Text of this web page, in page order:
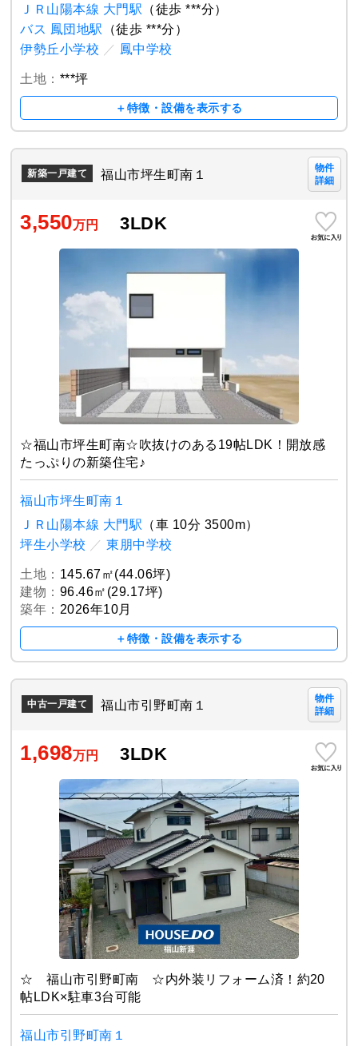
ＪＲ山陽本線 大門駅 （徒歩 ***分）
バス 鳳団地駅
（徒歩 ***分）
伊勢丘小学校 ／ 鳳中学校
土地： ***坪
＋特徴・設備を表示する
新築一戸建て 福山市坪生町南１
物件
詳細
3,550万円 3LDK
☆福山市坪生町南☆吹抜けのある19帖LDK！開放感
たっぷりの新築住宅♪
福山市坪生町南１
ＪＲ山陽本線 大門駅 （車 10分 3500m）
坪生小学校 ／ 東朋中学校
土地： 145.67㎡(44.06坪)
建物： 96.46㎡(29.17坪)
築年： 2026年10月
＋特徴・設備を表示する
中古一戸建て 福山市引野町南１
物件
詳細
1,698万円 3LDK
☆ 福山市引野町南 ☆内外装リフォーム済！約20
帖LDK×駐車3台可能
福山市引野町南１